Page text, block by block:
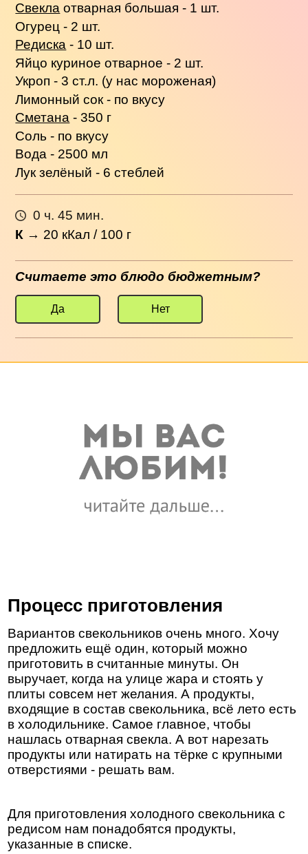
Свекла отварная большая - 1 шт.
Огурец - 2 шт.
Редиска - 10 шт.
Яйцо куриное отварное - 2 шт.
Укроп - 3 ст.л. (у нас мороженая)
Лимонный сок - по вкусу
Сметана - 350 г
Соль - по вкусу
Вода - 2500 мл
Лук зелёный - 6 стеблей
0 ч. 45 мин.
К → 20 кКал / 100 г
Считаете это блюдо бюджетным?
Да Нет
Процесс приготовления
Вариантов свекольников очень много. Хочу
предложить ещё один, который можно
приготовить в считанные минуты. Он
выручает, когда на улице жара и стоять у
плиты совсем нет желания. А продукты,
входящие в состав свекольника, всё лето есть
в холодильнике. Самое главное, чтобы
нашлась отварная свекла. А вот нарезать
продукты или натирать на тёрке с крупными
отверстиями - решать вам.
Для приготовления холодного свекольника с
редисом нам понадобятся продукты,
указанные в списке.